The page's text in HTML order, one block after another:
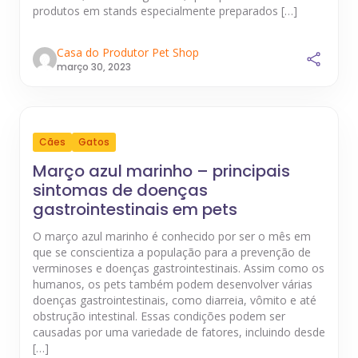
produtos em stands especialmente preparados […]
Casa do Produtor Pet Shop
março 30, 2023
Cães Gatos
Março azul marinho – principais
sintomas de doenças
gastrointestinais em pets
O março azul marinho é conhecido por ser o mês em
que se conscientiza a população para a prevenção de
verminoses e doenças gastrointestinais. Assim como os
humanos, os pets também podem desenvolver várias
doenças gastrointestinais, como diarreia, vômito e até
obstrução intestinal. Essas condições podem ser
causadas por uma variedade de fatores, incluindo desde
[…]